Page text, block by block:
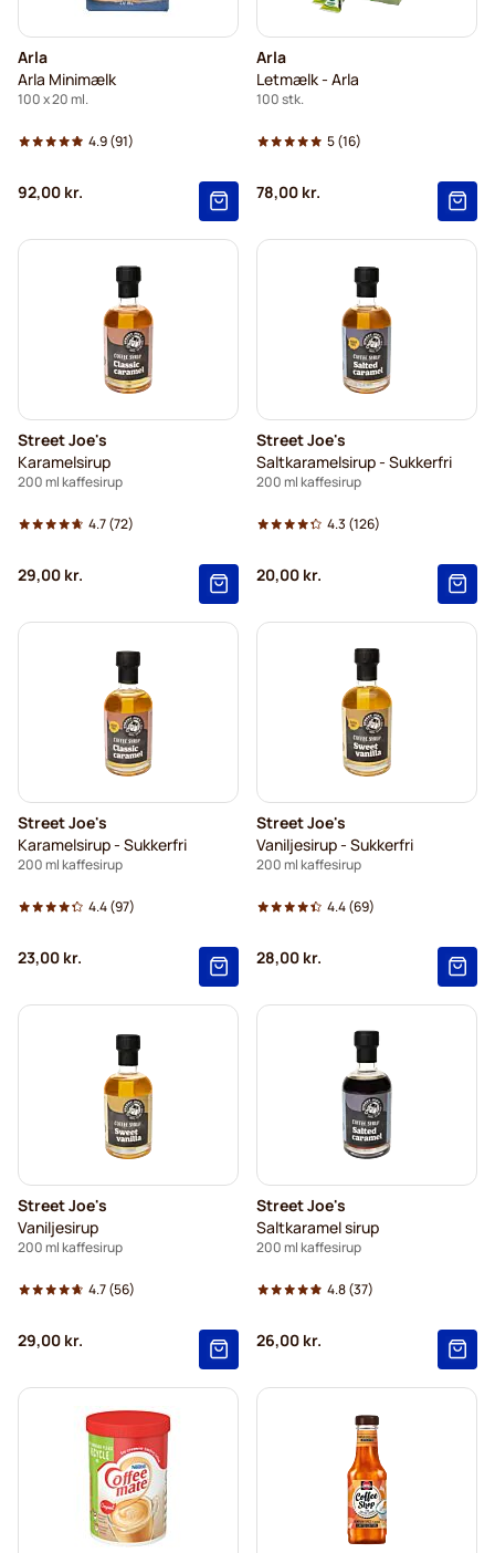
Arla
Arla Minimælk
100 x 20 ml.
4.9(91)
92,00 kr.
Arla
Letmælk - Arla
100 stk.
5(16)
78,00 kr.
Street Joe's
Karamelsirup
200 ml kaffesirup
4.7(72)
29,00 kr.
Street Joe's
Saltkaramelsirup - Sukkerfri
200 ml kaffesirup
4.3 (126)
20,00 kr.
Street Joe's
Karamelsirup - Sukkerfri
200 ml kaffesirup
4.4(97)
23,00 kr.
Street Joe's
Vaniljesirup - Sukkerfri
200 ml kaffesirup
4.4(69)
28,00 kr.
Street Joe's
Vaniljesirup
200 ml kaffesirup
4.7(56)
29,00 kr.
Street Joe's
Saltkaramel sirup
200 ml kaffesirup
4.8(37)
26,00 kr.